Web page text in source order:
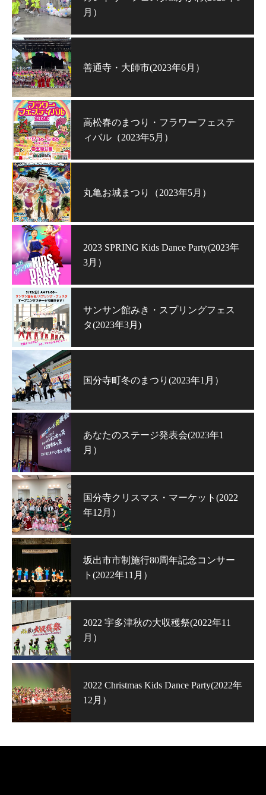
月）
善通寺・大師市(2023年6月）
高松春のまつり・フラワーフェステ
ィバル（2023年5月）
丸亀お城まつり（2023年5月）
2023 SPRING Kids Dance Party(2023年
3月）
サンサン館みき・スプリングフェス
タ(2023年3月)
国分寺町冬のまつり(2023年1月）
あなたのステージ発表会(2023年1
月）
国分寺クリスマス・マーケット(2022
年12月）
坂出市市制施行80周年記念コンサー
ト(2022年11月）
2022 宇多津秋の大収穫祭(2022年11
月）
2022 Christmas Kids Dance Party(2022年
12月）